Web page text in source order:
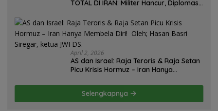
TOTAL DI IRAN: Militer Hancur, Diplomasi
Basri Siregar.
April 2, 2026
AS dan Israel: Raja Teroris & Raja Setan
Picu Krisis Hormuz – Iran Hanya
ketua JWI DS.
Selengkapnya